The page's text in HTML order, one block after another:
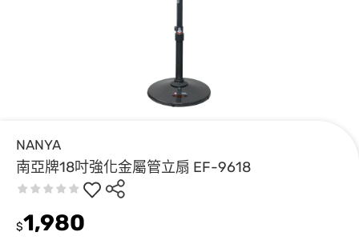
NANYA
南亞牌18吋強化金屬管立扇 EF-9618
$1,980